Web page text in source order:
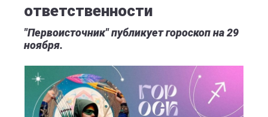
ответственности
"Первоисточник" публикует гороскоп на 29
ноября.